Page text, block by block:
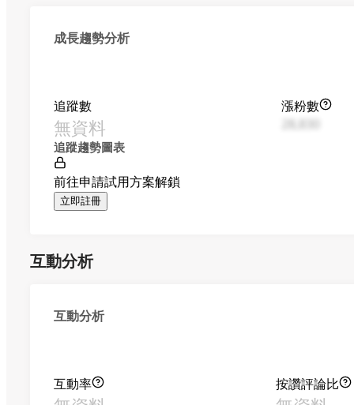
成長趨勢分析
追蹤數
無資料
漲粉數
追蹤趨勢圖表
前往申請試用方案解鎖
立即註冊
互動分析
互動分析
互動率 按讚評論比